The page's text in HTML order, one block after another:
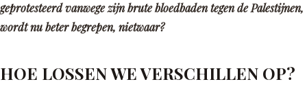
geprotesteerd vanwege zijn brute bloedbaden tegen de Palestijnen,
wordt nu beter begrepen, nietwaar?
HOE LOSSEN WE VERSCHILLEN OP?